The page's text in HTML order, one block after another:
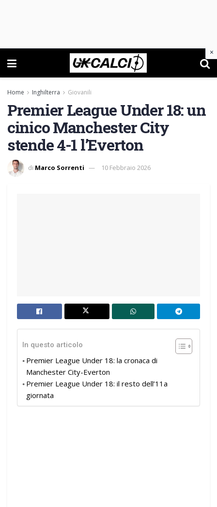
Home Inghilterra Giovanili
Premier League Under 18: un
cinico Manchester City
stende 4-1 l’Everton
di Marco Sorrenti 10 Febbraio 2026
In questo articolo
Premier League Under 18: la cronaca di
Manchester City-Everton
Premier League Under 18: il resto dell’11a
giornata
×